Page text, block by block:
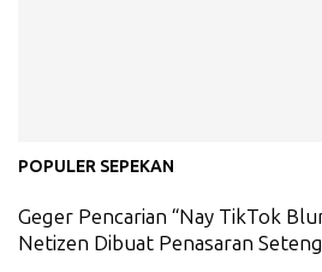
POPULER SEPEKAN
Geger Pencarian “Nay TikTok
Netizen Dibuat Penasaran